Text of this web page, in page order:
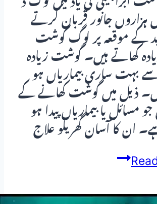
ہزاروں جانور قربان کرتے
کے موقعہ پر لوگ گوشت
کھاتے ہیں۔ گوشت زیادہ
بہت ساری بیماریاں ہو
ذیل میں گوشت کھانے کے
جو مسائل یا بیماریاں پیدا ہو
ان کا آسان گھریلو علاج
عید
اور